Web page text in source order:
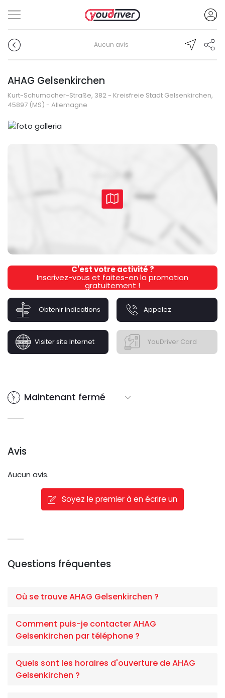
Aucun avis
AHAG Gelsenkirchen
Kurt-Schumacher-Straße, 382 - Kreisfreie Stadt Gelsenkirchen,
45897 (MS) - Allemagne
C'est votre activité ?
Inscrivez-vous et faites-en la promotion
gratuitement !
Obtenir indications Appelez
Visiter site Internet YouDriver Card
Maintenant fermé
Avis
Aucun avis.
Soyez le premier à en écrire un
Questions fréquentes
Où se trouve AHAG Gelsenkirchen ?
Comment puis-je contacter AHAG
Gelsenkirchen par téléphone ?
Quels sont les horaires d'ouverture de AHAG
Gelsenkirchen ?